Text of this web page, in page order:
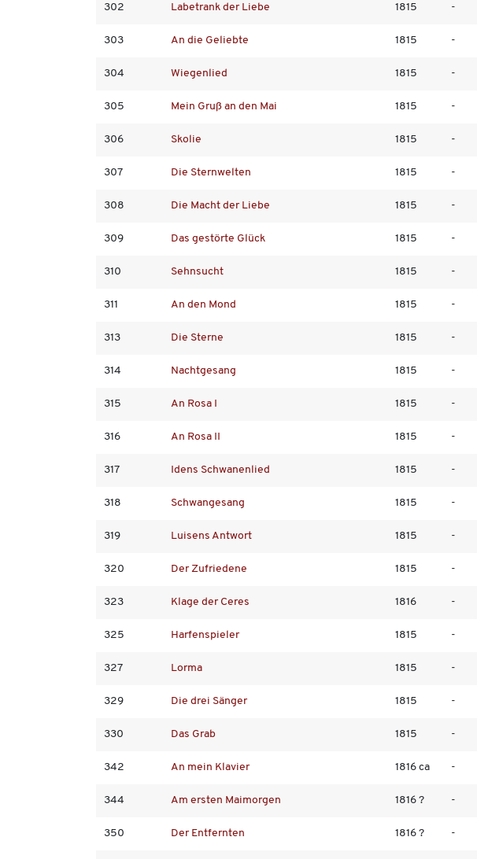
302 Labetrank der Liebe 1815 -
303 An die Geliebte 1815 -
304 Wiegenlied 1815 -
305 Mein Gruß an den Mai 1815 -
306 Skolie 1815 -
307 Die Sternwelten 1815 -
308 Die Macht der Liebe 1815 -
309 Das gestörte Glück 1815 -
310 Sehnsucht 1815 -
311 An den Mond 1815 -
313 Die Sterne 1815 -
314 Nachtgesang 1815 -
315 An Rosa I 1815 -
316 An Rosa II 1815 -
317 Idens Schwanenlied 1815 -
318 Schwangesang 1815 -
319 Luisens Antwort 1815 -
320 Der Zufriedene 1815 -
323 Klage der Ceres 1816 -
325 Harfenspieler 1815 -
327 Lorma 1815 -
329 Die drei Sänger 1815 -
330 Das Grab 1815 -
342 An mein Klavier 1816 ca -
344 Am ersten Maimorgen 1816 ? -
350 Der Entfernten 1816 ? -